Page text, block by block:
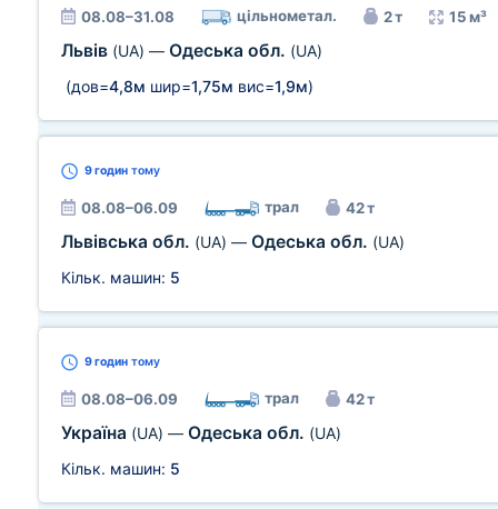
08.08–31.08 цільнометал. 2 т 15 м³
Львів (UA) — Одеська обл. (UA)
(дов=4,8м шир=1,75м вис=1,9м)
9 годин тому
08.08–06.09 трал 42 т
Львівська обл. (UA) — Одеська обл. (UA)
Кільк. машин: 5
9 годин тому
08.08–06.09 трал 42 т
Україна (UA) — Одеська обл. (UA)
Кільк. машин: 5